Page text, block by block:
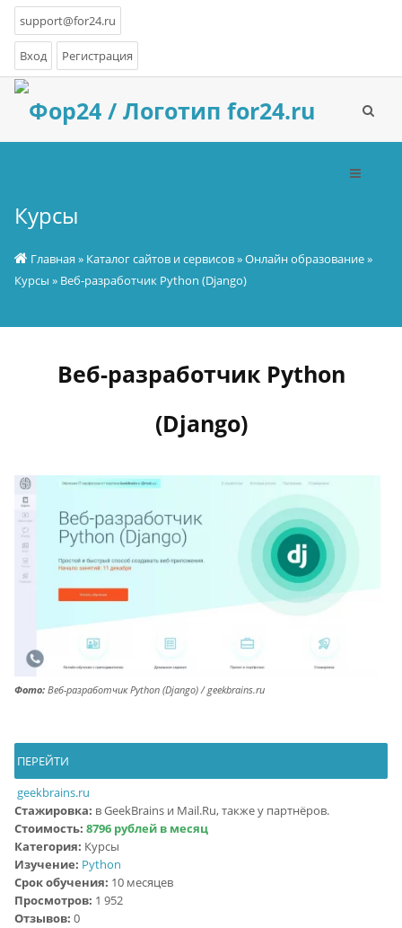
support@for24.ru
Вход Регистрация
Курсы
Главная » Каталог сайтов и сервисов»Онлайн образование»
Курсы » Веб-разработчик Python (Django)
Веб-разработчик Python
(Django)
Фото:Веб-разработчик Python (Django) / geekbrains.ru
ПЕРЕЙТИ
geekbrains.ru
Стажировка: в GeekBrains и Mail.Ru, также у партнёров.
Стоимость: 8796 рублей в месяц
Категория: Курсы
Изучение: Python
Срок обучения: 10 месяцев
Просмотров: 1 952
Отзывов: 0